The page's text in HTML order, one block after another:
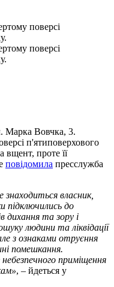
поверсі
поверсі
Марка Вовчка, 3.
п'ятиповерхового
вщент, проте її
повідомила пресслужба
власник,
підключились до
дихання та зору і
людини та ліквідації
з ознаками отруєння
помешкання.
приміщення
, – йдеться у